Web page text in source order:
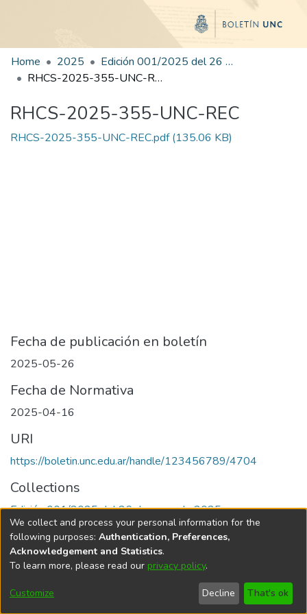
Home 2025
Edición 001/2025 del 26 de mayo de 2025
RHCS-2025-355-UNC-REC
RHCS-2025-355-UNC-REC
RHCS-2025-355-UNC-REC.pdf(135.06 KB)
Fecha de publicación en boletín
2025-05-26
Fecha de Normativa
2025-04-16
URI
https://boletin.unc.edu.ar/handle/123456789/4704
Collections
Edición 001/2025 del 26 de mayo de 2025
Universidad Nacional de Córdoba
We collect and process your personal information for the
following purposes: Authentication, Preferences,
Acknowledgement and Statistics.
To learn more, please read our privacy policy.
Customize Decline That's ok